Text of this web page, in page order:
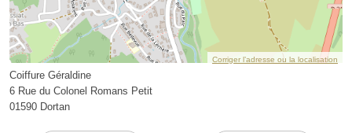
Corriger l’adresse ou la localisation
Coiffure Géraldine
6 Rue du Colonel Romans Petit
01590 Dortan